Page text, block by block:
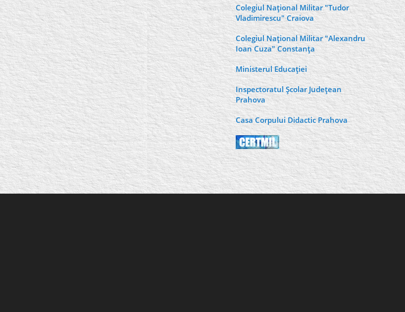
Colegiul Naţional Militar "Tudor
Vladimirescu" Craiova
Colegiul Naţional Militar "Alexandru
Ioan Cuza" Constanţa
Ministerul Educaţiei
Inspectoratul Şcolar Judeţean
Prahova
Casa Corpului Didactic Prahova